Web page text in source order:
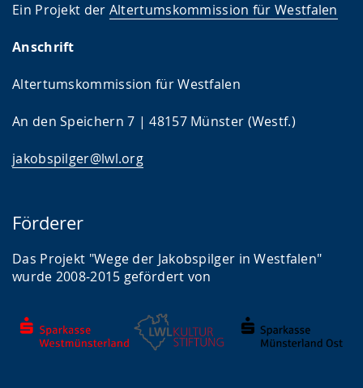
Ein Projekt der Altertumskommission für Westfalen
Anschrift
Altertumskommission für Westfalen
An den Speichern 7 | 48157 Münster (Westf.)
jakobspilger@lwl.org
Förderer
Das Projekt "Wege der Jakobspilger in Westfalen"
wurde 2008-2015 gefördert von